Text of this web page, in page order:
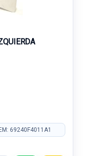
69240F4011A1